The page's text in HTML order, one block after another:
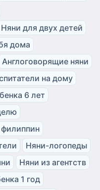
Няни для двух детей
дома
Англоговорящие няни
на дому
6 лет
Няни-логопеды
Няни из агентств
1 год